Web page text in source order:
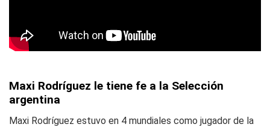
Maxi Rodríguez le tiene fe a la Selección
argentina
Maxi Rodríguez estuvo en 4 mundiales como jugador de la